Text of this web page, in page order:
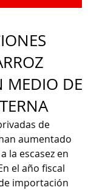
MEDIO DE
de
aumentado
la escasez en
el año fiscal
importación